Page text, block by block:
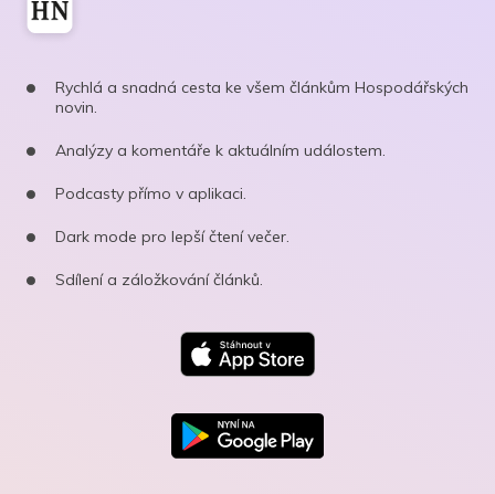
Rychlá a snadná cesta ke všem článkům Hospodářských
novin.
Analýzy a komentáře k aktuálním událostem.
Podcasty přímo v aplikaci.
Dark mode pro lepší čtení večer.
Sdílení a záložkování článků.